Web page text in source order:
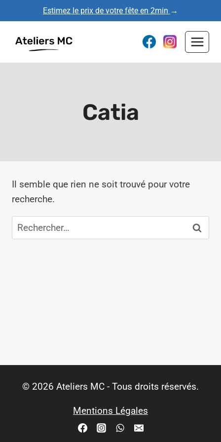
au
contenu
Estimez le prix de votre fête en 2min →
Catia
Il semble que rien ne soit trouvé pour votre
recherche.
Rechercher :
© 2026 Ateliers MC - Tous droits réservés.
Mentions Légales